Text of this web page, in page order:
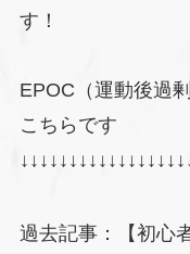
す！
EPOC（運動後過
こちらです
過去記事：【初心